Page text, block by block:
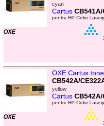
OXE
cyan
Cartus CB541A/
pentru HP Color
OXE
OXE Cartus
CB542A/
yellow
Cartus
pentru HP Color